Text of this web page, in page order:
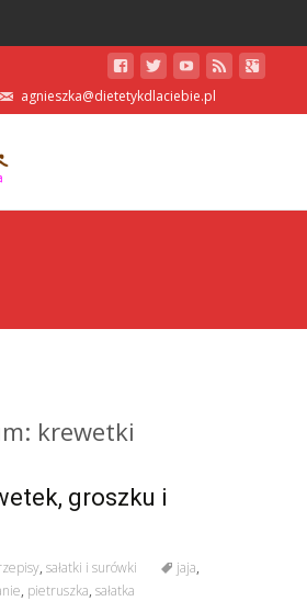
agnieszka@dietetykdlaciebie.pl
krewetki
groszku i
, sałatki i surówki jaja,
, pietruszka, sałatka